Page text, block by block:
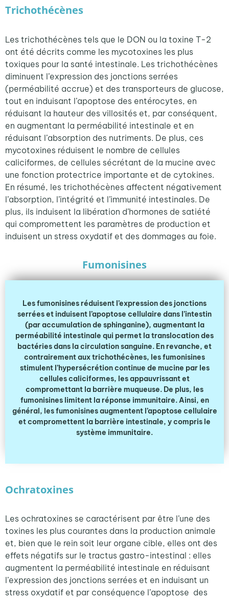
Trichothécènes
Les trichothécènes tels que le DON ou la toxine T-2
ont été décrits comme les mycotoxines les plus
toxiques pour la santé intestinale. Les trichothécènes
diminuent l’expression des jonctions serrées
(perméabilité accrue) et des transporteurs de glucose,
tout en induisant l’apoptose des entérocytes, en
réduisant la hauteur des villosités et, par conséquent,
en augmentant la perméabilité intestinale et en
réduisant l’absorption des nutriments. De plus, ces
mycotoxines réduisent le nombre de cellules
caliciformes, de cellules sécrétant de la mucine avec
une fonction protectrice importante et de cytokines.
En résumé, les trichothécènes affectent négativement
l’absorption, l’intégrité et l’immunité intestinales. De
plus, ils induisent la libération d’hormones de satiété
qui compromettent les paramètres de production et
induisent un stress oxydatif et des dommages au foie.
Fumonisines
Les fumonisines réduisent l’expression des jonctions
serrées et induisent l’apoptose cellulaire dans l’intestin
(par accumulation de sphinganine), augmentant la
perméabilité intestinale qui permet la translocation des
bactéries dans la circulation sanguine. En revanche, et
contrairement aux trichothécènes, les fumonisines
stimulent l’hypersécrétion continue de mucine par les
cellules caliciformes, les appauvrissant et
compromettant la barrière muqueuse. De plus, les
fumonisines limitent la réponse immunitaire. Ainsi, en
général, les fumonisines augmentent l’apoptose cellulaire
et compromettent la barrière intestinale, y compris le
système immunitaire.
Ochratoxines
Les ochratoxines se caractérisent par être l’une des
toxines les plus courantes dans la production animale
et, bien que le rein soit leur organe cible, elles ont des
effets négatifs sur le tractus gastro-intestinal : elles
augmentent la perméabilité intestinale en réduisant
l’expression des jonctions serrées et en induisant un
stress oxydatif et par conséquence l’apoptose des